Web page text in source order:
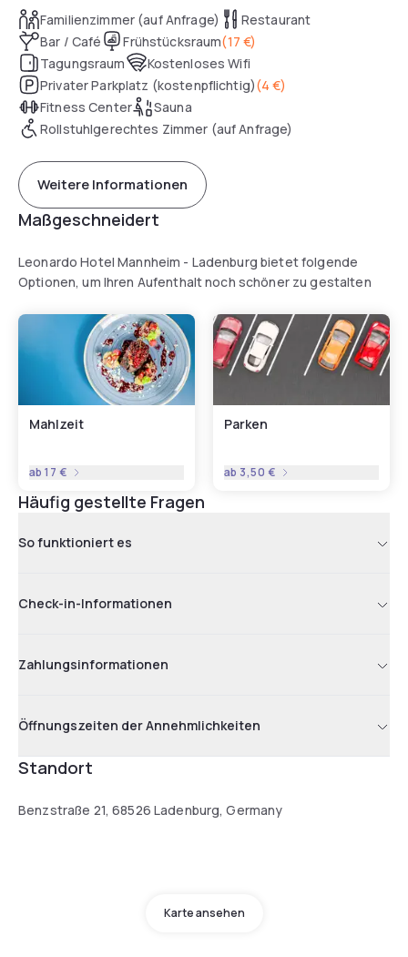
Familienzimmer (auf Anfrage)
Restaurant
Bar / Café
Frühstücksraum(17 €)
Tagungsraum
Kostenloses Wifi
Privater Parkplatz (kostenpflichtig)(4 €)
Fitness Center
Sauna
Rollstuhlgerechtes Zimmer (auf Anfrage)
Weitere Informationen
Maßgeschneidert
Leonardo Hotel Mannheim - Ladenburg bietet folgende
Optionen, um Ihren Aufenthalt noch schöner zu gestalten
Mahlzeit
ab17 €
Parken
ab 3,50 €
Häufig gestellte Fragen
So funktioniert es
Check-in-Informationen
Zahlungsinformationen
Öffnungszeiten der Annehmlichkeiten
Standort
Benzstraße 21, 68526 Ladenburg, Germany
Karte ansehen